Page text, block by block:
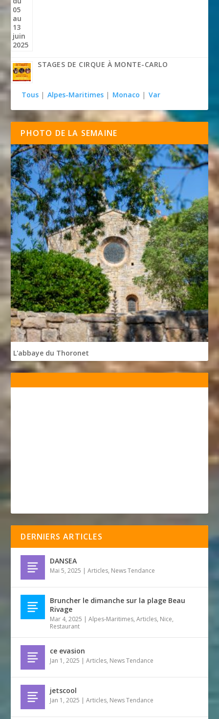
STAGES DE CIRQUE À MONTE-CARLO
Tous | Alpes-Maritimes | Monaco | Var
PHOTO DE LA SEMAINE
L'abbaye du Thoronet
DERNIERS ARTICLES
DANSEA
Mai 5, 2025 |Articles, News Tendance
Bruncher le dimanche sur la plage Beau
Rivage
Mar 4, 2025 |Alpes-Maritimes,Articles, Nice,
Restaurant
ce evasion
Jan 1, 2025 |Articles, News Tendance
jetscool
Jan 1, 2025 |Articles, News Tendance